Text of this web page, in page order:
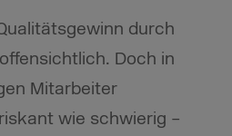
durch
Doch in
Mitarbeiter
wie schwierig –